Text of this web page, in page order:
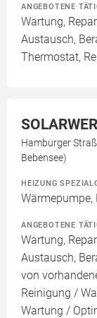
ANGEBOTENE
Wartung,
Austausch,
Thermostat,
Hamburger
Bebensee)
HEIZUNG
ANGEBOTENE
Wartung,
Austausch,
von
Reinigung /
Wartung /